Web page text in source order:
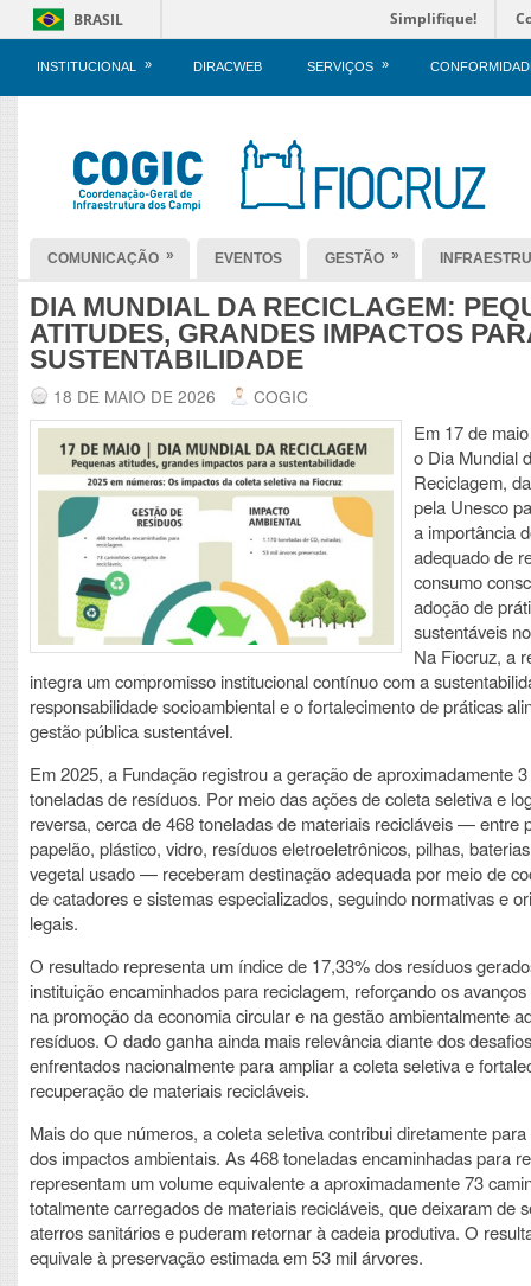
BRASIL Simplifique!
INSTITUCIONAL » DIRACWEB SERVIÇOS »
COMUNICAÇÃO » EVENTOS GESTÃO »
DIA MUNDIAL DA RECICLAGEM:
ATITUDES, GRANDES IMPACTOS
SUSTENTABILIDADE
18 DE MAIO DE 2026 COGIC
Em 17 de
o Dia Mundial
Reciclagem,
pela Unesco
a importância
adequado de
consumo
adoção de
sustentáveis
Na Fiocruz, a
integra um compromisso institucional contínuo com a
responsabilidade socioambiental e o fortalecimento de práticas
gestão pública sustentável.
Em 2025, a Fundação registrou a geração de aproximadamente
toneladas de resíduos. Por meio das ações de coleta seletiva e
reversa, cerca de 468 toneladas de materiais recicláveis — entre
papelão, plástico, vidro, resíduos eletroeletrônicos, pilhas,
vegetal usado — receberam destinação adequada por meio de
de catadores e sistemas especializados, seguindo normativas e
legais.
O resultado representa um índice de 17,33% dos resíduos
instituição encaminhados para reciclagem, reforçando os
na promoção da economia circular e na gestão ambientalmente
resíduos. O dado ganha ainda mais relevância diante dos desafios
enfrentados nacionalmente para ampliar a coleta seletiva e
recuperação de materiais recicláveis.
Mais do que números, a coleta seletiva contribui diretamente
dos impactos ambientais. As 468 toneladas encaminhadas para
representam um volume equivalente a aproximadamente 73
totalmente carregados de materiais recicláveis, que deixaram de
aterros sanitários e puderam retornar à cadeia produtiva. O
equivale à preservação estimada em 53 mil árvores.